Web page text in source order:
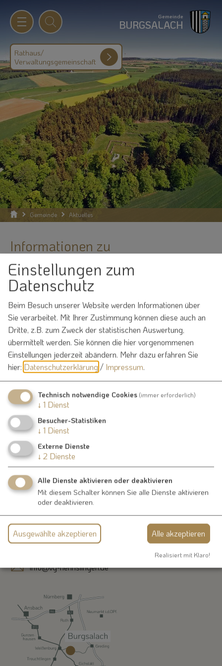
Gemeinde
BURGSALACH
Rathaus/
Verwaltungsgemeinschaft
Gemeinde Aktuelles
Informationen zu
Beratungsangeboten und
Informationsquellen zum
Einbruchschutz
19. Oktober 2023
Informationen zu Beratungsangeboten und
Informationsquellen zum Einbruchschutz
Kontakt
Schmiedgasse 1
91790 Nennslingen
info@vg-nennslingen.de
Einstellungen zum
Datenschutz
Beim Besuch unserer Website werden Informationen über
Sie verarbeitet. Mit Ihrer Zustimmung können diese auch an
Dritte, z.B. zum Zweck der statistischen Auswertung,
übermittelt werden. Sie können die hier vorgenommenen
Einstellungen jederzeit abändern. Mehr dazu erfahren Sie
hier: Datenschutzerklärung/ Impressum.
Technisch notwendige Cookies (immer erforderlich)
↓ 1 Dienst
Besucher-Statistiken
↓ 1 Dienst
Externe Dienste
↓ 2 Dienste
Alle Dienste aktivieren oder deaktivieren
Mit diesem Schalter können Sie alle Dienste aktivieren
oder deaktivieren.
Ausgewählte akzeptieren Alle akzeptieren
Realisiert mit Klaro!